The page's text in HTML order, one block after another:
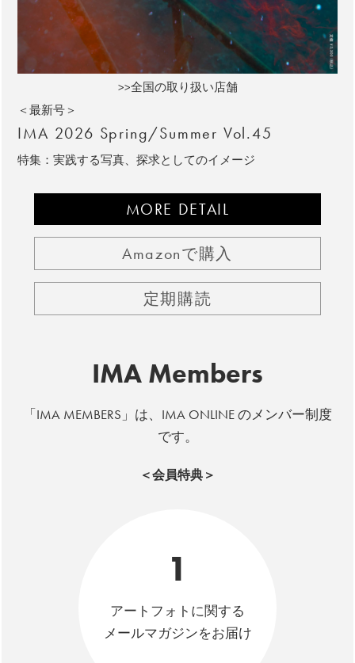
>>全国の取り扱い店舗
＜最新号＞
IMA 2026 Spring/Summer Vol.45
特集：実践する写真、探求としてのイメージ
MORE DETAIL
Amazonで購入
定期購読
IMA Members
「IMA MEMBERS」は、IMA ONLINE のメンバー制度
です。
＜会員特典＞
1
アートフォトに関する
メールマガジンをお届け